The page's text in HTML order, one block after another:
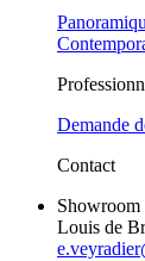
Demande
Contact
Louis de